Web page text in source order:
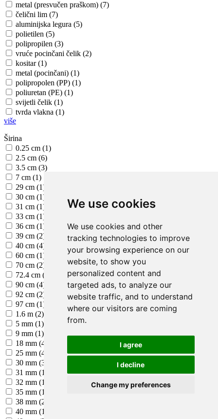
We use cookies
We use cookies and other
tracking technologies to improve
your browsing experience on our
website, to show you
personalized content and
targeted ads, to analyze our
website traffic, and to understand
where our visitors are coming
from.
I agree
I decline
Change my preferences
metal (presvučen praškom) (7)
čelični lim (7)
aluminijska legura (5)
polietilen (5)
polipropilen (3)
vruće pocinčani čelik (2)
kositar (1)
metal (pocinčani) (1)
polipropolen (PP) (1)
poliuretan (PE) (1)
svijetli čelik (1)
tvrda vlakna (1)
više
Širina
0.25 cm (1)
2.5 cm (6)
3.5 cm (3)
7 cm (1)
29 cm (1)
30 cm (1)
31 cm (1)
33 cm (1)
36 cm (1)
39 cm (2)
40 cm (4)
60 cm (1)
70 cm (2)
72.4 cm (1)
90 cm (4)
92 cm (2)
97 cm (1)
1.6 m (2)
5 mm (1)
9 mm (1)
18 mm (4)
25 mm (44)
30 mm (37)
31 mm (1)
32 mm (1)
35 mm (11)
38 mm (2)
40 mm (1)